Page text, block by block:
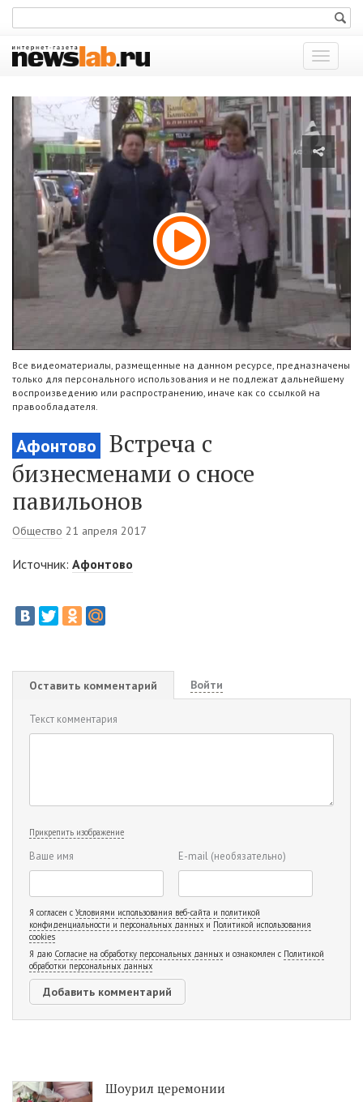
Показать
меню
Все видеоматериалы, размещенные на данном ресурсе, предназначены
только для персонального использования и не подлежат дальнейшему
воспроизведению или распространению, иначе как со ссылкой на
правообладателя.
Афонтово
Встреча с
бизнесменами о сносе
павильонов
Общество 21 апреля 2017
Источник: Афонтово
Оставить комментарий Войти
Текст комментария
Прикрепить изображение
Ваше имя E-mail (необязательно)
Я согласен с Условиями использования веб-сайта и политикой
конфиденциальности и персональных данных и Политикой использования
cookies
Я даю Согласие на обработку персональных данных и ознакомлен с Политикой
обработки персональных данных
Шоурил церемонии